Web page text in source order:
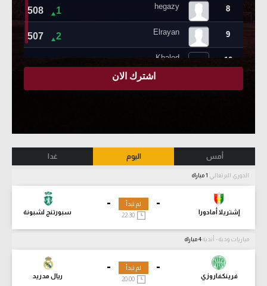
أمس اليوم غدا
الدوري البرتغالي
-
إشتريلا أمادورا
-
سبورتنج لشبونة
لم تبدأ
مباريات ودية - أندية
-
فرينكفاروزي
-
ريال مدريد
لم تبدأ